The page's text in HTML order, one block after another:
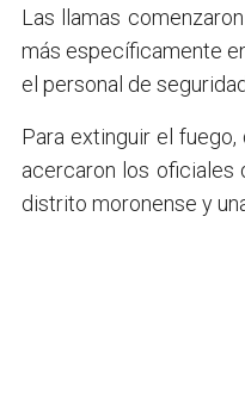
Las llamas
más específicamente
el personal de
Para extinguir el
acercaron los oficiales
distrito moronense y